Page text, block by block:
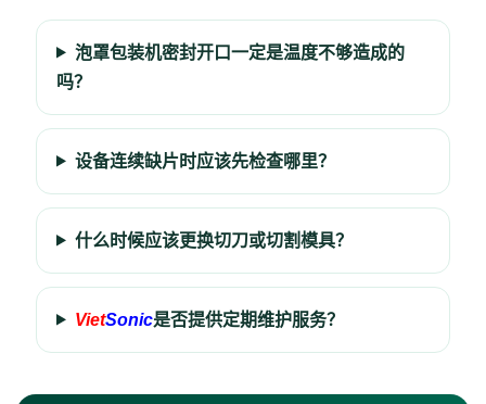
泡罩包装机密封开口一定是温度不够造成的
吗？
设备连续缺片时应该先检查哪里？
什么时候应该更换切刀或切割模具？
VietSonic是否提供定期维护服务？